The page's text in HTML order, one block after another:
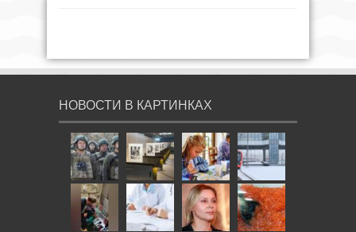
НОВОСТИ В КАРТИНКАХ